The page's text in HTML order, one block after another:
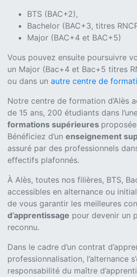
BTS (BAC+2),
Bachelor (BAC+3, titres
Major (BAC+4 et BAC+5)
Vous pouvez ensuite poursuivre
un Major (Bac+4 et Bac+5 titres
ou dans un autre centre de
Notre centre de formation d’Alès
de 15 ans, 200 étudiants dans
formations supérieures
Bénéficiez d’un enseignement
assuré par des professionnels
effectifs plafonnés.
À Alès, toutes nos filières, BTS,
accessibles en alternance ou
de vous garantir les meilleures
d’apprentissage pour devenir un
reconnu.
Dans le cadre d’un contrat
professionnalisation, l’alternance
responsabilité du maître